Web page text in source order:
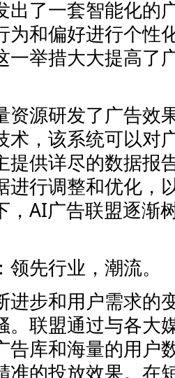
出了一套智能化的
为和偏好进行个性
一举措大大提高了
资源研发了广告效
术，该系统可以对
提供详尽的数据报
进行调整和优化，
，AI广告联盟逐渐
先行业，潮流。
进步和用户需求的
。联盟通过与各大
告库和海量的用户
准的投放效果。在